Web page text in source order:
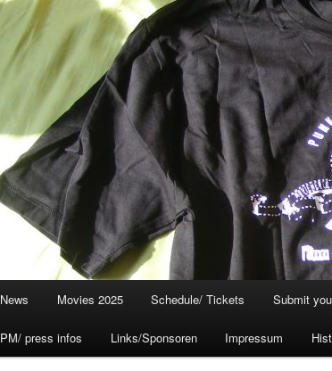
News Movies 2025 Schedule/ Tickets Submit
PM/ press infos Links/Sponsoren Impressum